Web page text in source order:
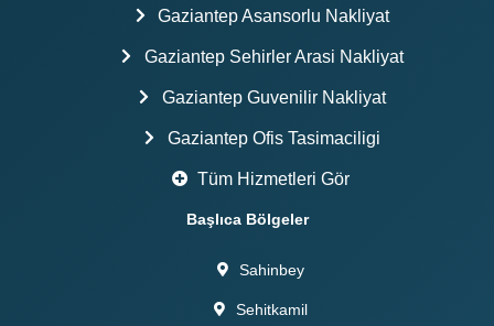
Gaziantep Asansorlu Nakliyat
Gaziantep Sehirler Arasi Nakliyat
Gaziantep Guvenilir Nakliyat
Gaziantep Ofis Tasimaciligi
Tüm Hizmetleri Gör
Başlıca Bölgeler
Sahinbey
Sehitkamil